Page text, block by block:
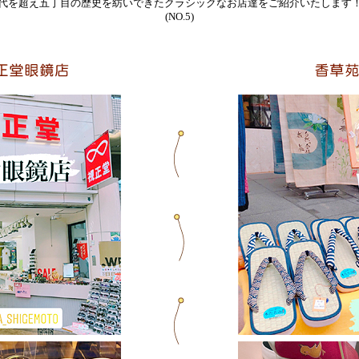
を超え五丁目の歴史を紡いできたクラシックなお店達をご紹介いたしま
(NO.5)